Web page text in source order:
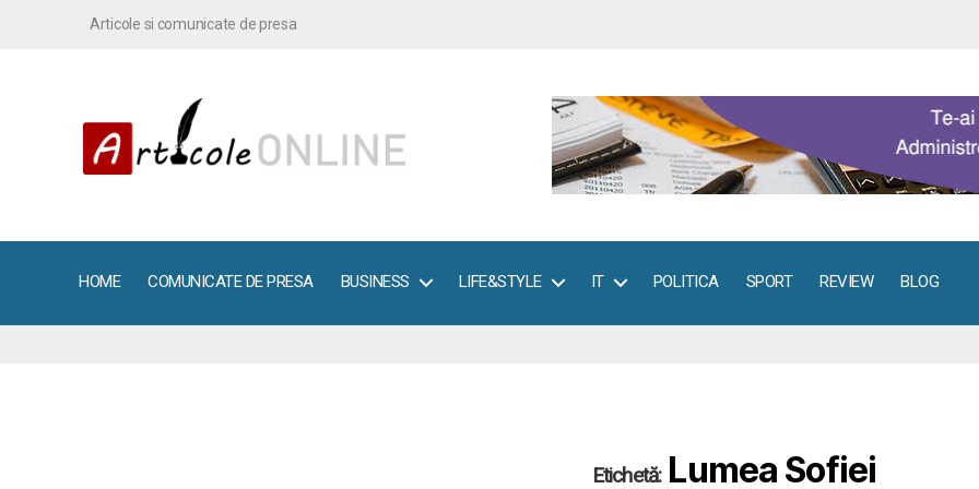
Articole si comunicate de presa
HOME COMUNICATE DE PRESA BUSINESS LIFE&STYLE IT POLITICA SPORT REVIEW BLOG
Etichetă: Lumea Sofiei